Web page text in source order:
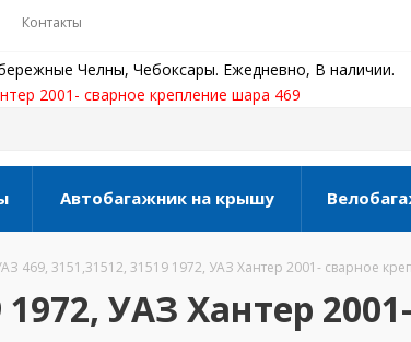
Контакты
Челны, Чебоксары. Ежедневно, В наличии.
2001- сварное крепление шара 469
Автобагажник на крышу
469, 3151,31512, 31519 1972, УАЗ Хантер 2001- сварное
УАЗ Хантер